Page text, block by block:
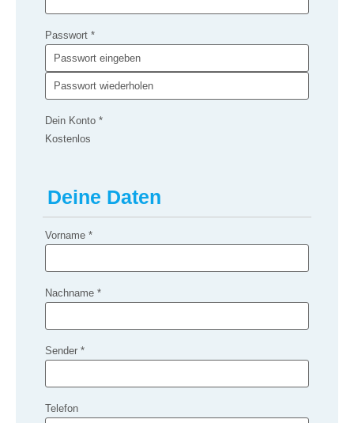
Passwort*
Dein Konto*
Kostenlos
Deine Daten
Vorname*
Nachname*
Sender*
Telefon